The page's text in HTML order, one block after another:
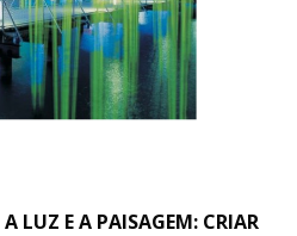
A LUZ E A PAISAGEM: CRIAR